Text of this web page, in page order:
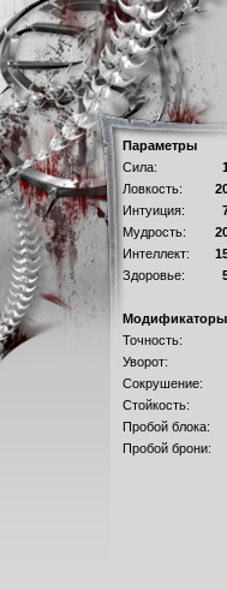
Параметры
Сила:
Ловкость:
Интуиция:
Мудрость:
Интеллект:
Здоровье:
Точность:
Уворот:
Сокрушение:
Стойкость:
Пробой блока:
Пробой брони: